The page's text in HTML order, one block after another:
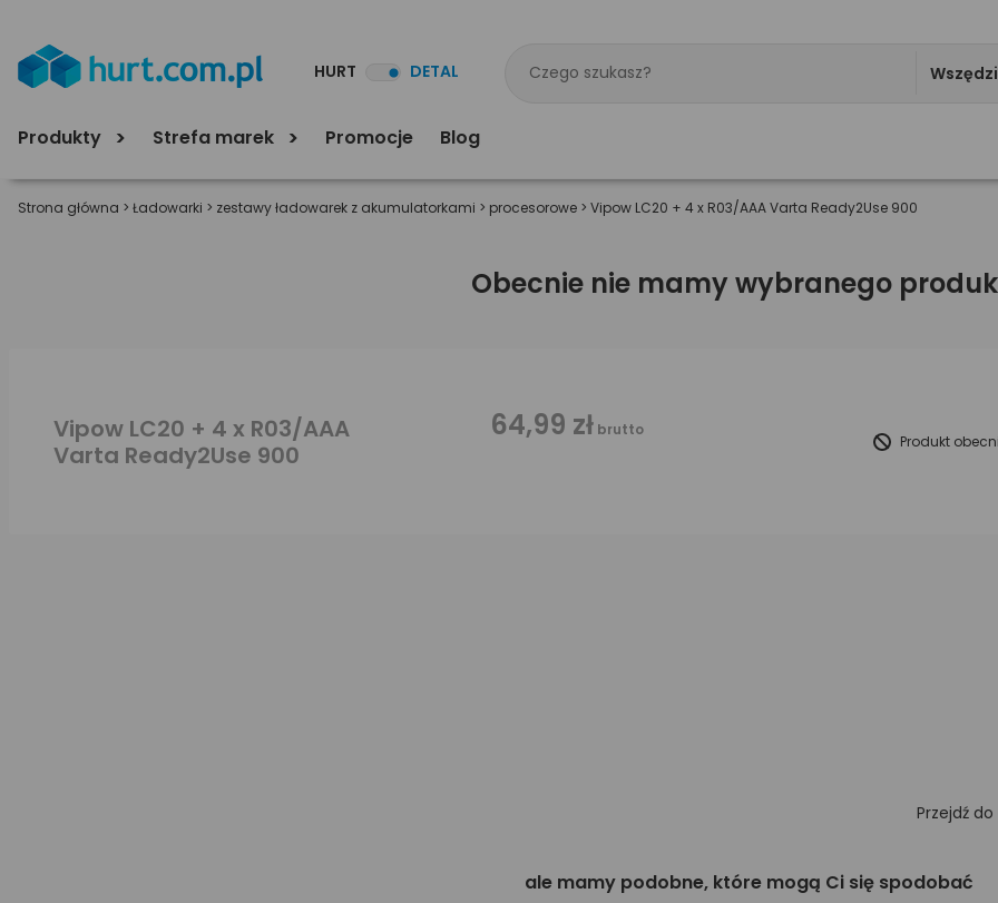
HURT DETAL
Produkty Strefa marek Promocje Blog
Strona główna > Ładowarki > zestawy ładowarek z akumulatorkami > procesorowe > Vipow LC20 + 4 x R03/AAA Varta Ready2Use 900
Obecnie nie mamy wybranego
Vipow LC20 + 4 x R03/AAA
Varta Ready2Use 900
64,99 zł brutto
Produkt
Przejdź do
ale mamy podobne, które mogą Ci się spodobać